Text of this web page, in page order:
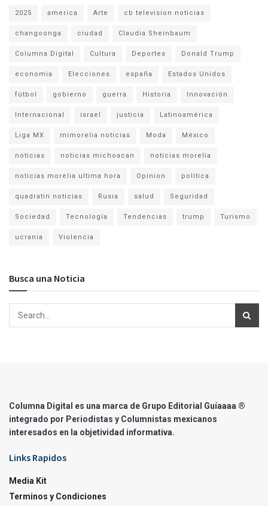
2025 america Arte cb television noticias
changoonga ciudad Claudia Sheinbaum
Columna Digital Cultura Deportes Donald Trump
economia Elecciones españa Estados Unidos
fútbol gobierno guerra Historia Innovación
Internacional israel justicia Latinoamérica
Liga MX mimorelia noticias Moda México
noticias noticias michoacan noticias morelia
noticias morelia ultima hora Opinion politica
quadratin noticias Rusia salud Seguridad
Sociedad Tecnología Tendencias trump Turismo
ucrania Violencia
Busca una Noticia
Columna Digital es una marca de Grupo Editorial Guíaaaa ®
integrado por Periodistas y Columnistas mexicanos
interesados en la objetividad informativa.
Links Rapidos
Media Kit
Terminos y Condiciones